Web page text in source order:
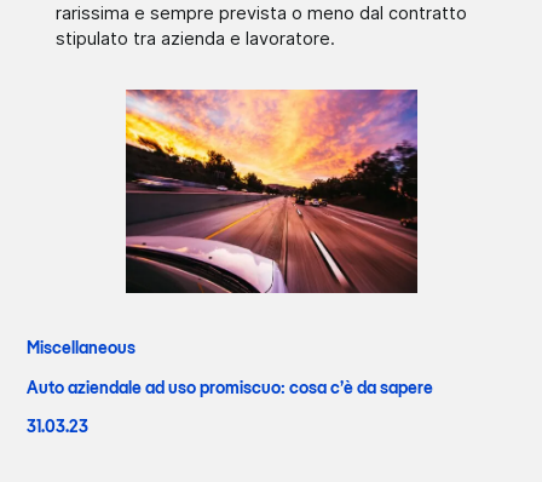
rarissima e sempre prevista o meno dal contratto
stipulato tra azienda e lavoratore.
Miscellaneous
Auto aziendale ad uso promiscuo: cosa c’è da sapere
31.03.23